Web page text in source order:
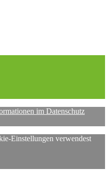
im Datenschutz
Einstellungen verwendest